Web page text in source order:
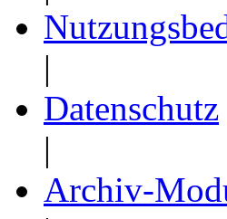
|
Datenschutz
|
Archiv-